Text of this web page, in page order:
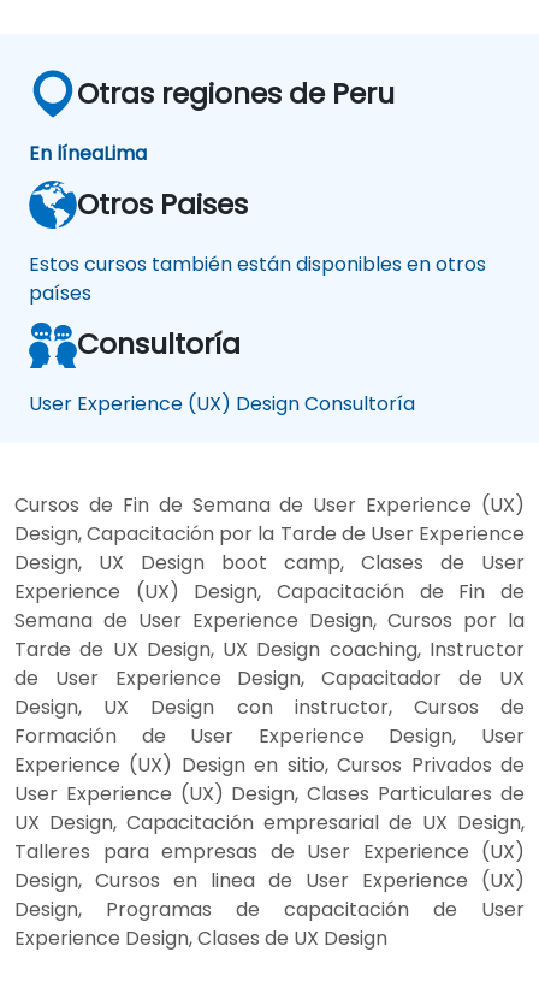
Otras regiones de Peru
En líneaLima
Otros Paises
Estos cursos también están disponibles en otros
países
Consultoría
User Experience (UX) Design Consultoría
Cursos de Fin de Semana de User Experience (UX)
Design, Capacitación por la Tarde de User Experience
Design, UX Design boot camp, Clases de User
Experience (UX) Design, Capacitación de Fin de
Semana de User Experience Design, Cursos por la
Tarde de UX Design, UX Design coaching, Instructor
de User Experience Design, Capacitador de UX
Design, UX Design con instructor, Cursos de
Formación de User Experience Design, User
Experience (UX) Design en sitio, Cursos Privados de
User Experience (UX) Design, Clases Particulares de
UX Design, Capacitación empresarial de UX Design,
Talleres para empresas de User Experience (UX)
Design, Cursos en linea de User Experience (UX)
Design, Programas de capacitación de User
Experience Design, Clases de UX Design